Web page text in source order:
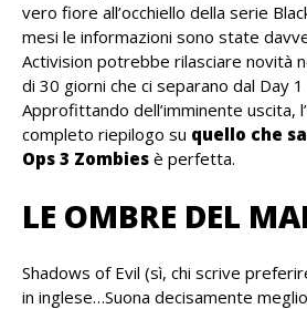
vero fiore all’occhiello della serie
mesi le informazioni sono state
Activision potrebbe rilasciare novità
di 30 giorni che ci separano dal Day
Approfittando dell’imminente uscita,
completo riepilogo su quello che
Ops 3 Zombies è perfetta.
LE OMBRE DEL
Shadows of Evil (sì, chi scrive
in inglese…Suona decisamente